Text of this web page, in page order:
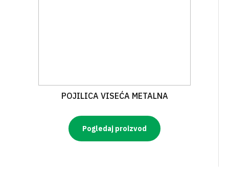
POJILICA VISEĆA METALNA
Pogledaj proizvod